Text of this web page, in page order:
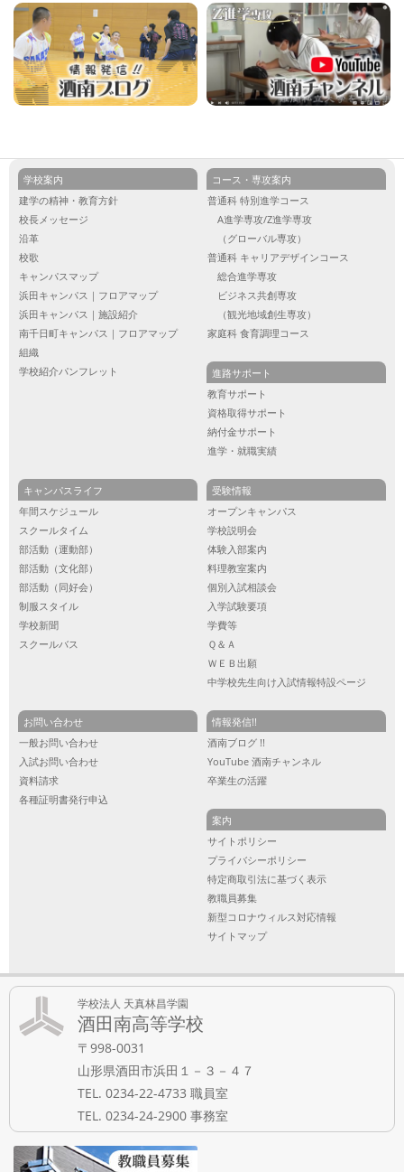
学校案内
建学の精神・教育方針
校長メッセージ
沿革
校歌
キャンパスマップ
浜田キャンパス｜フロアマップ
浜田キャンパス｜施設紹介
南千日町キャンパス｜フロアマップ
組織
学校紹介パンフレット
コース・専攻案内
普通科 特別進学コース
A進学専攻/Z進学専攻
（グローバル専攻）
普通科 キャリアデザインコース
総合進学専攻
ビジネス共創専攻
（観光地域創生専攻）
家庭科 食育調理コース
進路サポート
教育サポート
資格取得サポート
納付金サポート
進学・就職実績
キャンパスライフ
年間スケジュール
スクールタイム
部活動（運動部）
部活動（文化部）
部活動（同好会）
制服スタイル
学校新聞
スクールバス
受験情報
オープンキャンパス
学校説明会
体験入部案内
料理教室案内
個別入試相談会
入学試験要項
学費等
Ｑ＆Ａ
ＷＥＢ出願
中学校先生向け入試情報特設ページ
お問い合わせ
一般お問い合わせ
入試お問い合わせ
資料請求
各種証明書発行申込
情報発信!!
酒南ブログ !!
YouTube 酒南チャンネル
卒業生の活躍
案内
サイトポリシー
プライバシーポリシー
特定商取引法に基づく表示
教職員募集
新型コロナウィルス対応情報
サイトマップ
学校法人 天真林昌学園
酒田南高等学校
〒998-0031
山形県酒田市浜田１－３－４７
TEL. 0234-22-4733 職員室
TEL. 0234-24-2900 事務室